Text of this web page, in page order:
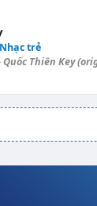
trẻ
Quốc Thiên Key